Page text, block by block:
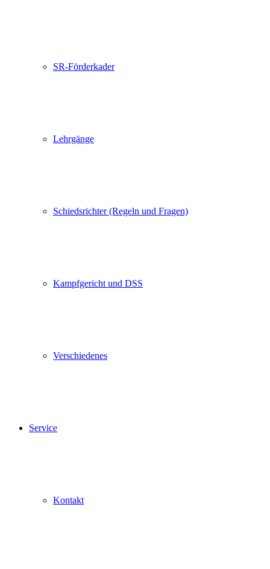
SR-Förderkader
Lehrgänge
Schiedsrichter (Regeln und Fragen)
Kampfgericht und DSS
Verschiedenes
Service
Kontakt